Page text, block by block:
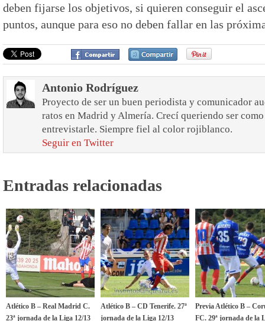
deben fijarse los objetivos, si quieren conseguir el
puntos, aunque para eso no deben fallar en las
Antonio Rodríguez
Proyecto de ser un buen periodista y comunicador
ratos en Madrid y Almería. Crecí queriendo ser
entrevistarle. Siempre fiel al color rojiblanco.
Seguir en Twitter
Entradas relacionadas
Atlético B – Real Madrid C.
23ª jornada de la Liga 12/13
Atlético B – CD Tenerife. 27ª
jornada de la Liga 12/13
Previa Atlético B –
FC. 29ª jornada de la